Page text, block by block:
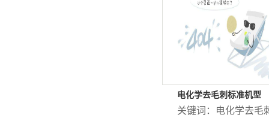
电化学去毛刺标准机型
关键词： 电化学去毛